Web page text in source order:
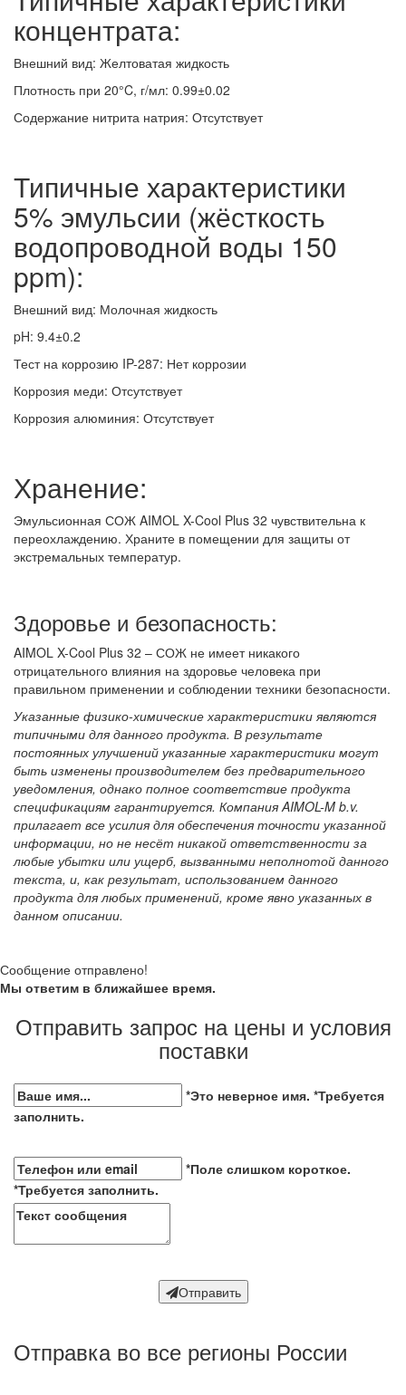
концентрата:
Внешний вид: Желтоватая жидкость
Плотность при 20°C, г/мл: 0.99±0.02
Содержание нитрита натрия: Отсутствует
Типичные характеристики
5% эмульсии (жёсткость
водопроводной воды 150
ppm):
Внешний вид: Молочная жидкость
pH: 9.4±0.2
Тест на коррозию IP-287: Нет коррозии
Коррозия меди: Отсутствует
Коррозия алюминия: Отсутствует
Хранение:
Эмульсионная СОЖ AIMOL X-Cool Plus 32 чувствительна к
переохлаждению. Храните в помещении для защиты от
экстремальных температур.
Здоровье и безопасность:
AIMOL X-Cool Plus 32 – СОЖ не имеет никакого
отрицательного влияния на здоровье человека при
правильном применении и соблюдении техники безопасности.
Указанные физико-химические характеристики являются
типичными для данного продукта. В результате
постоянных улучшений указанные характеристики могут
быть изменены производителем без предварительного
уведомления, однако полное соответствие продукта
спецификациям гарантируется. Компания AIMOL-M b.v.
прилагает все усилия для обеспечения точности указанной
информации, но не несёт никакой ответственности за
любые убытки или ущерб, вызванными неполнотой данного
текста, и, как результат, использованием данного
продукта для любых применений, кроме явно указанных в
данном описании.
Сообщение отправлено!
Мы ответим в ближайшее время.
Отправить запрос на цены и условия
поставки
*Это неверное имя. *Требуется
заполнить.
*Поле слишком короткое.
*Требуется заполнить.
Отправить
Отправка во все регионы России